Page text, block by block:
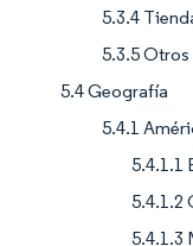
5.3.4
5.3.5
5.4 Geografía
5.4.1
5.4.1.1
5.4.1.2
5.4.1.3